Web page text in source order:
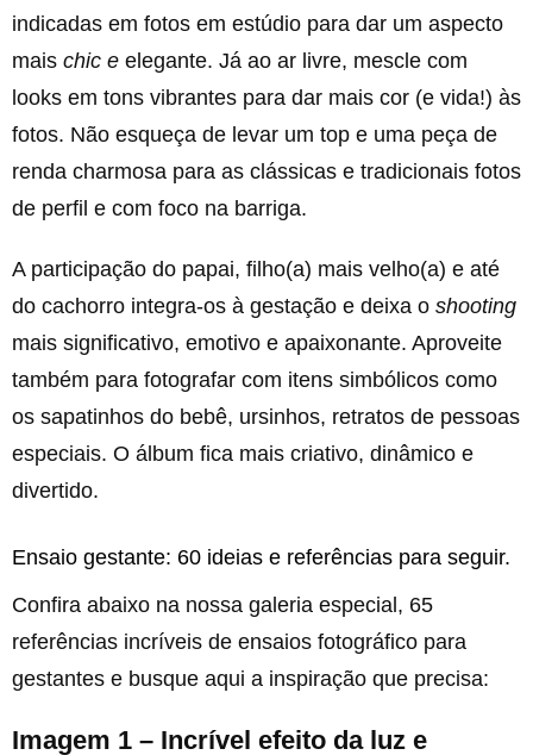
indicadas em fotos em estúdio para dar um aspecto
mais chic e elegante. Já ao ar livre, mescle com
looks em tons vibrantes para dar mais cor (e vida!) às
fotos. Não esqueça de levar um top e uma peça de
renda charmosa para as clássicas e tradicionais fotos
de perfil e com foco na barriga.
A participação do papai, filho(a) mais velho(a) e até
do cachorro integra-os à gestação e deixa o shooting
mais significativo, emotivo e apaixonante. Aproveite
também para fotografar com itens simbólicos como
os sapatinhos do bebê, ursinhos, retratos de pessoas
especiais. O álbum fica mais criativo, dinâmico e
divertido.
Ensaio gestante: 60 ideias e referências para seguir.
Confira abaixo na nossa galeria especial, 65
referências incríveis de ensaios fotográfico para
gestantes e busque aqui a inspiração que precisa:
Imagem 1 – Incrível efeito da luz e